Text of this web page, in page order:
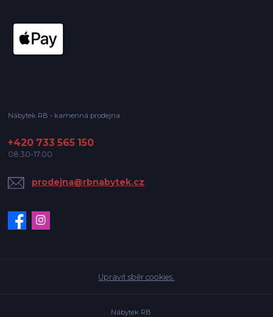
Nábytek RB - kamenná prodejna
+420 733 565 150
08.30-17.00
prodejna@rbnabytek.cz
Upravit sběr cookies.
Nábytek RB